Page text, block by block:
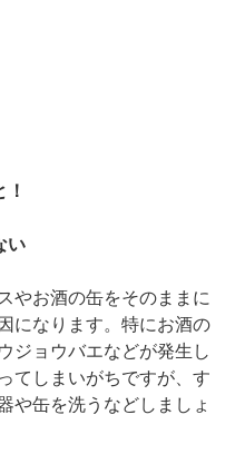
い
やお酒の缶をそのままに
になります。特にお酒の
ジョウバエなどが発生し
てしまいがちですが、す
や缶を洗うなどしましょ